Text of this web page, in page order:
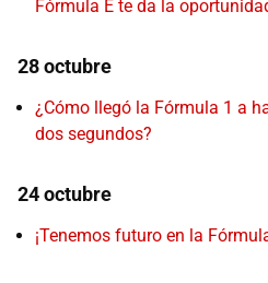
Fórmula E te da la
28 octubre
¿Cómo llegó la Fórmula 1 a
dos segundos?
24 octubre
¡Tenemos futuro en la